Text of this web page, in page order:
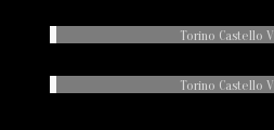
Torino Castello
Torino Castello